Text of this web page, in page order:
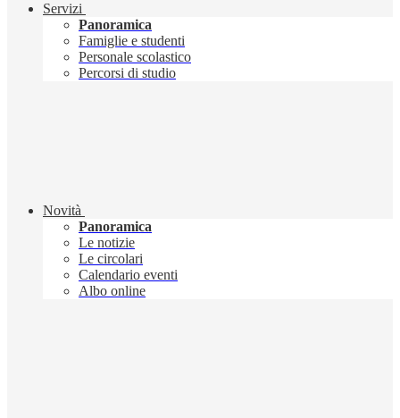
Servizi
Panoramica
Famiglie e studenti
Personale scolastico
Percorsi di studio
Novità
Panoramica
Le notizie
Le circolari
Calendario eventi
Albo online